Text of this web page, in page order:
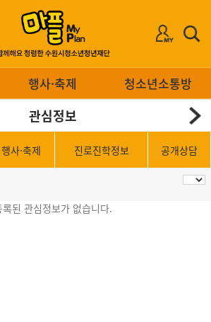
행사·축제 청소년소통방
관심정보
행사·축제 진로진학정보 공개상담
록된 관심정보가 없습니다.